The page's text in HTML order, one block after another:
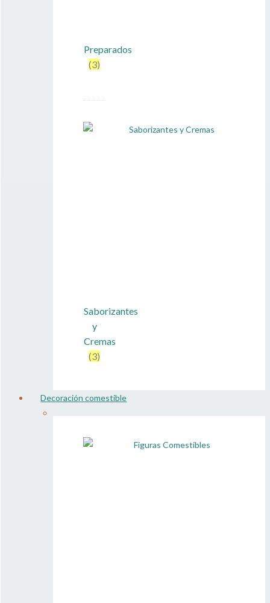
Preparados
(3)
Saborizantes
y
Cremas
(3)
Decoración comestible